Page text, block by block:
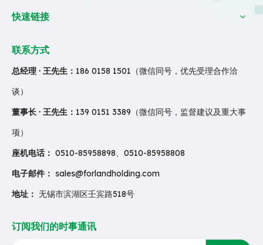
快速链接
联系方式
总经理 · 王先生： 186 0158 1501（微信同号，优先受理合作洽
谈）
董事长 · 王先生： 139 0151 3389（微信同号，监督建议及重大事
项）
座机电话： 0510-85958898、0510-85958808
电子邮件： sales@forlandholding.com
地址： 无锡市滨湖区壬宾路518号
订阅我们的时事通讯